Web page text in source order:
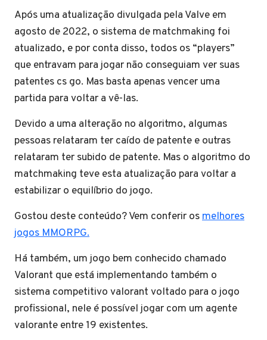
Após uma atualização divulgada pela Valve em
agosto de 2022, o sistema de matchmaking foi
atualizado, e por conta disso, todos os “players”
que entravam para jogar não conseguiam ver suas
patentes cs go. Mas basta apenas vencer uma
partida para voltar a vê-las.
Devido a uma alteração no algoritmo, algumas
pessoas relataram ter caído de patente e outras
relataram ter subido de patente. Mas o algoritmo do
matchmaking teve esta atualização para voltar a
estabilizar o equilíbrio do jogo.
Gostou deste conteúdo? Vem conferir osmelhores
jogos MMORPG.
Há também, um jogo bem conhecido chamado
Valorant que está implementando também o
sistema competitivo valorant voltado para o jogo
profissional, nele é possível jogar com um agente
valorante entre 19 existentes.